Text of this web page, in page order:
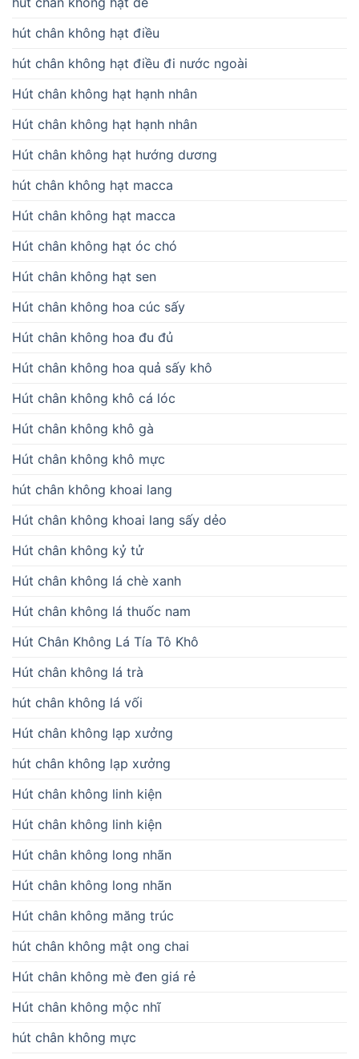
hút chân không hạt điều
hút chân không hạt điều đi nước ngoài
Hút chân không hạt hạnh nhân
Hút chân không hạt hạnh nhân
Hút chân không hạt hướng dương
hút chân không hạt macca
Hút chân không hạt macca
Hút chân không hạt óc chó
Hút chân không hạt sen
Hút chân không hoa cúc sấy
Hút chân không hoa đu đủ
Hút chân không hoa quả sấy khô
Hút chân không khô cá lóc
Hút chân không khô gà
Hút chân không khô mực
hút chân không khoai lang
Hút chân không khoai lang sấy dẻo
Hút chân không kỷ tử
Hút chân không lá chè xanh
Hút chân không lá thuốc nam
Hút Chân Không Lá Tía Tô Khô
Hút chân không lá trà
hút chân không lá vối
Hút chân không lạp xưởng
hút chân không lạp xưởng
Hút chân không linh kiện
Hút chân không linh kiện
Hút chân không long nhãn
Hút chân không long nhãn
Hút chân không măng trúc
hút chân không mật ong chai
Hút chân không mè đen giá rẻ
Hút chân không mộc nhĩ
hút chân không mực